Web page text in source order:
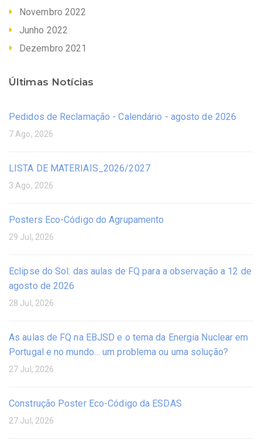
Novembro 2022
Junho 2022
Dezembro 2021
Últimas Notícias
Pedidos de Reclamação - Calendário - agosto de 2026
7 Ago, 2026
LISTA DE MATERIAIS_2026/2027
3 Ago, 2026
Posters Eco-Código do Agrupamento
29 Jul, 2026
Eclipse do Sol: das aulas de FQ para a observação a 12 de
agosto de 2026
28 Jul, 2026
As aulas de FQ na EBJSD e o tema da Energia Nuclear em
Portugal e no mundo… um problema ou uma solução?
27 Jul, 2026
Construção Poster Eco-Código da ESDAS
27 Jul, 2026